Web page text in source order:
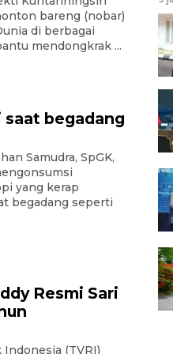
bareng (nobar)
di berbagai
mendongkrak ...
begadang
Samudra, SpGK,
yang kerap
begadang seperti
Resmi Sari
(TVRI)